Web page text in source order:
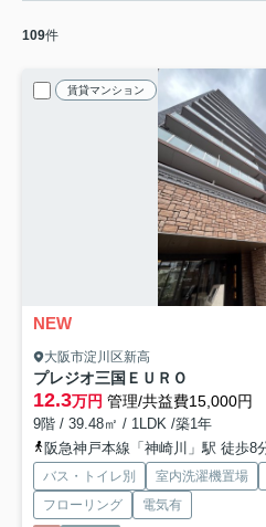
109件
賃貸マンション
NEW
大阪市淀川区新高
プレジオ三国ＥＵＲＯ
12.3万円 管理/共益費15,000円
9階 / 39.48㎡ / 1LDK /築1年
阪急神戸本線「神崎川」駅 徒歩8
バス・トイレ別 室内洗濯機置場
フローリング
電気有